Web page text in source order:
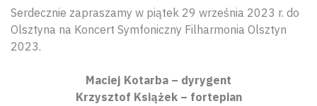
Serdecznie zapraszamy w piątek 29 września 2023 r. do
Olsztyna na Koncert Symfoniczny Filharmonia Olsztyn
2023.
Maciej Kotarba – dyrygent
Krzysztof Książek – fortepian